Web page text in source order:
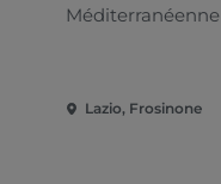
Méditerranéenne
Lazio, Frosinone